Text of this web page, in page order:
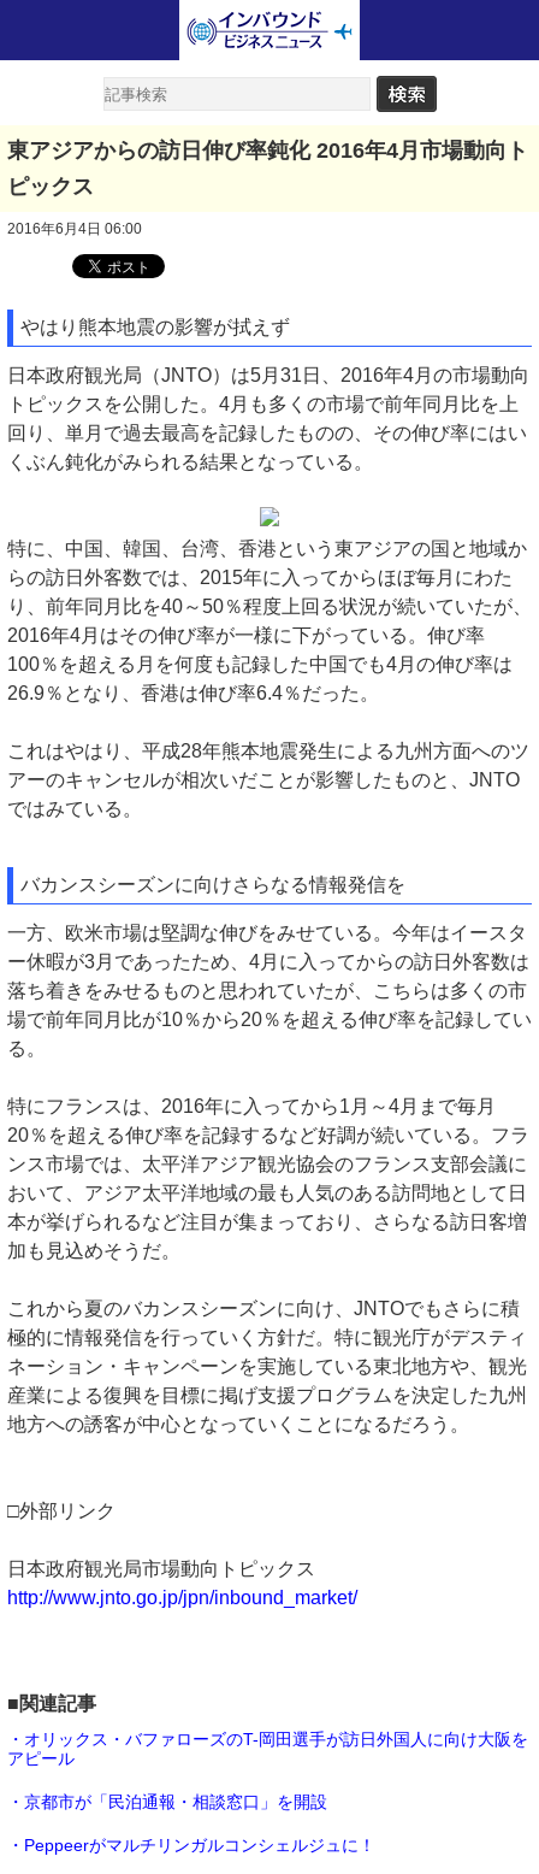
東アジアからの訪日伸び率鈍化 2016年4月市場動向ト
ピックス
2016年6月4日 06:00
やはり熊本地震の影響が拭えず
日本政府観光局（JNTO）は5月31日、2016年4月の市場動向
トピックスを公開した。4月も多くの市場で前年同月比を上
回り、単月で過去最高を記録したものの、その伸び率にはい
くぶん鈍化がみられる結果となっている。
特に、中国、韓国、台湾、香港という東アジアの国と地域か
らの訪日外客数では、2015年に入ってからほぼ毎月にわた
り、前年同月比を40～50％程度上回る状況が続いていたが、
2016年4月はその伸び率が一様に下がっている。伸び率
100％を超える月を何度も記録した中国でも4月の伸び率は
26.9％となり、香港は伸び率6.4％だった。
これはやはり、平成28年熊本地震発生による九州方面へのツ
アーのキャンセルが相次いだことが影響したものと、JNTO
ではみている。
バカンスシーズンに向けさらなる情報発信を
一方、欧米市場は堅調な伸びをみせている。今年はイースタ
ー休暇が3月であったため、4月に入ってからの訪日外客数は
落ち着きをみせるものと思われていたが、こちらは多くの市
場で前年同月比が10％から20％を超える伸び率を記録してい
る。
特にフランスは、2016年に入ってから1月～4月まで毎月
20％を超える伸び率を記録するなど好調が続いている。フラ
ンス市場では、太平洋アジア観光協会のフランス支部会議に
おいて、アジア太平洋地域の最も人気のある訪問地として日
本が挙げられるなど注目が集まっており、さらなる訪日客増
加も見込めそうだ。
これから夏のバカンスシーズンに向け、JNTOでもさらに積
極的に情報発信を行っていく方針だ。特に観光庁がデスティ
ネーション・キャンペーンを実施している東北地方や、観光
産業による復興を目標に掲げ支援プログラムを決定した九州
地方への誘客が中心となっていくことになるだろう。
□外部リンク
日本政府観光局市場動向トピックス
http://www.jnto.go.jp/jpn/inbound_market/
■関連記事
・オリックス・バファローズのT-岡田選手が訪日外国人に向け大阪を
アピール
・京都市が「民泊通報・相談窓口」を開設
・Peppeerがマルチリンガルコンシェルジュに！